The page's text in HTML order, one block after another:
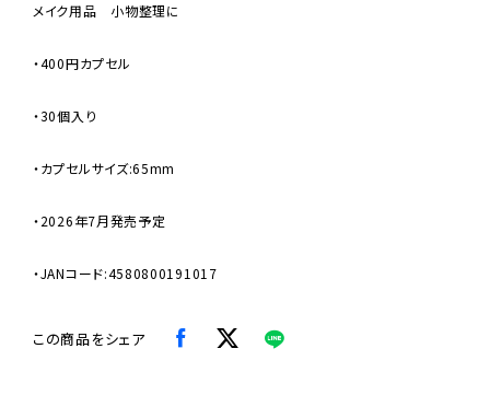
メイク用品 小物整理に
・400円カプセル
・30個入り
・カプセルサイズ:65mm
・2026年7月発売予定
・JANコード:4580800191017
この商品をシェア